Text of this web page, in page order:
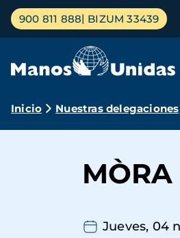
Pasar
contenido
Menú
principal
900 811 888 BIZUM 33439
Ruta
navegación
Inicio Nuestras delegaciones
Jueves, 04